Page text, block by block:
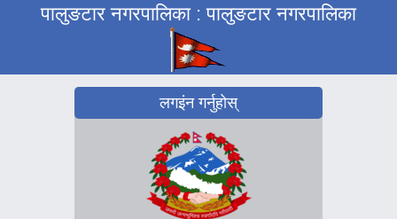
पालुङटार नगरपालिका : पालुङटार नगरपालिका
लगइंन गर्नुहोस्